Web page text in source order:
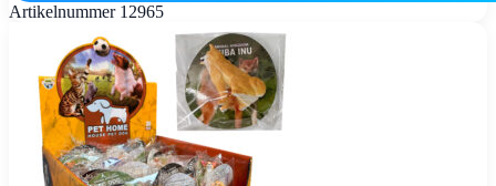
Artikelnummer 12965